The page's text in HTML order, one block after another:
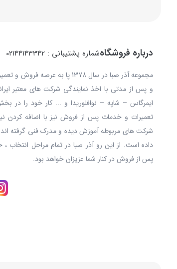
درباره فروشگاهشماره پشتیبانی : 02144143342
مجموعه آذر صبا در سال 1378 پا
و پس از مدتی با اخذ نمایندگی شرکت های معتبر
ایمرگاس – شاپه – نوافلوریدا و ... کار خود را
تعمیرات و خدمات پس از فروش نیز با اضافه کردن
شرکت های مربوطه آموزش دیده و مدرک فنی گرفته
داده است. از این رو آذر صبا در تمام مراحل انتخاب
پس از فروش در کنار شما عزیزان خواهد بود.